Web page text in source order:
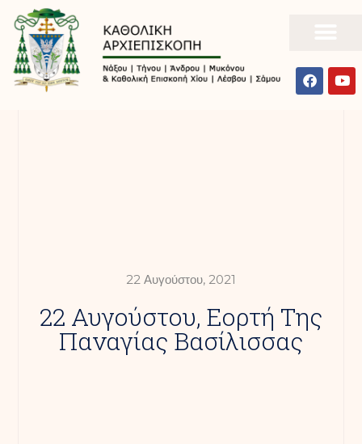
22 Αυγούστου, 2021
22 Αυγούστου, Εορτή Της
Παναγίας Βασίλισσας